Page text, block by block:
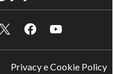
Privacy e Cookie Policy